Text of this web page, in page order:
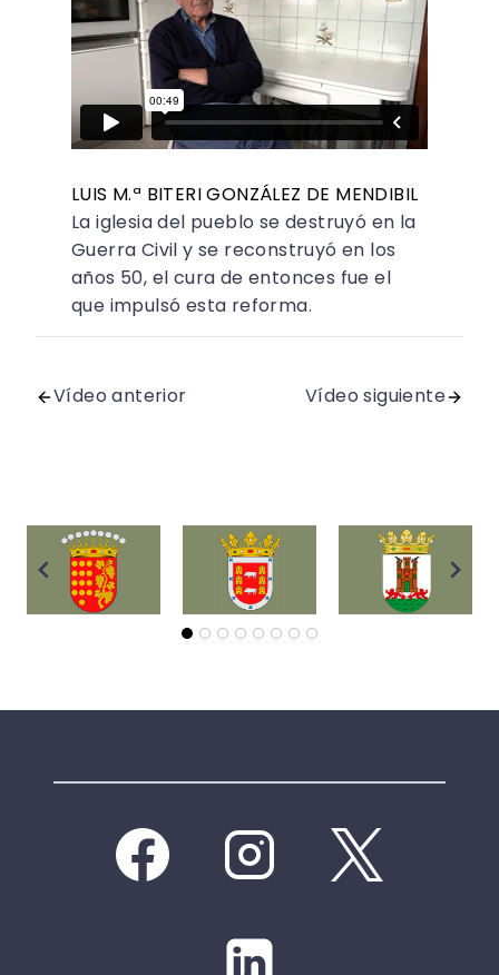
LUIS M.ª BITERI GONZÁLEZ DE MENDIBIL
La iglesia del pueblo se destruyó en la
Guerra Civil y se reconstruyó en los
años 50, el cura de entonces fue el
que impulsó esta reforma.
Vídeo anterior Vídeo siguiente